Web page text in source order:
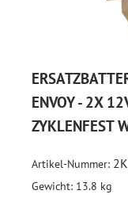
ENVOY - 2X
ZYKLENFEST
Artikel-Nummer:
Gewicht: 13.8 kg